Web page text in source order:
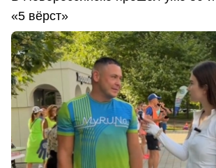
«5 вёрст»